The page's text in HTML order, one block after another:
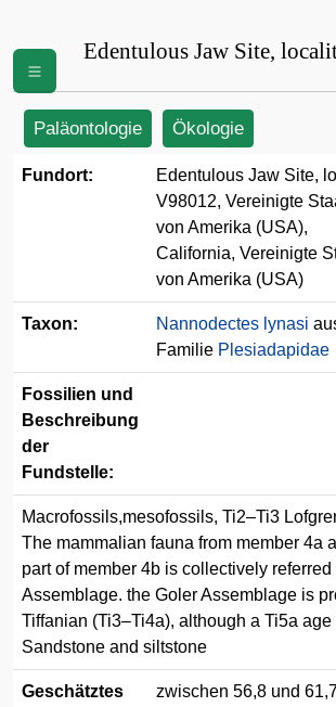
Edentulous Jaw Site,
Paläontologie Ökologie
Fundort:
Edentulous Jaw Site,
V98012, Vereinigte
von Amerika (USA),
California, Vereinigte
von Amerika (USA)
Taxon: Nannodectes lynasi
Familie Plesiadapidae
Fossilien und
Beschreibung
der
Fundstelle:
Macrofossils,mesofossils, Ti2–Ti3
The mammalian fauna from member 4a
part of member 4b is collectively
Assemblage. the Goler Assemblage is
Tiffanian (Ti3–Ti4a), although a Ti5a
Sandstone and siltstone
Geschätztes
zwischen 56,8 und